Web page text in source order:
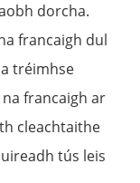
dorcha.
francaigh dul
tréimhse
francaigh ar
cleachtaithe
tús leis